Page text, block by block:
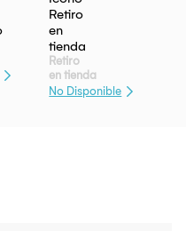
Retiro
en tienda
No Disponible